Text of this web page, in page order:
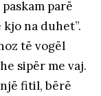
parë
na duhet”.
të vogël
sipër me vaj.
fitil, bërë